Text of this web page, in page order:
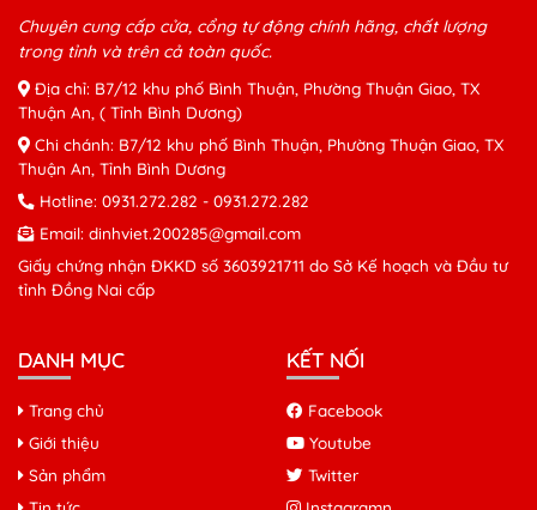
Chuyên cung cấp cửa, cổng tự động chính hãng, chất lượng
trong tỉnh và trên cả toàn quốc.
Địa chỉ: B7/12 khu phố Bình Thuận, Phường Thuận Giao, TX
Thuận An, ( Tỉnh Bình Dương)
Chi chánh: B7/12 khu phố Bình Thuận, Phường Thuận Giao, TX
Thuận An, Tỉnh Bình Dương
Hotline: 0931.272.282 - 0931.272.282
Email: dinhviet.200285@gmail.com
Giấy chứng nhận ĐKKD số 3603921711 do Sở Kế hoạch và Đầu tư
tỉnh Đồng Nai cấp
DANH MỤC
Trang chủ
Giới thiệu
Sản phẩm
KẾT NỐI
Facebook
Youtube
Twitter